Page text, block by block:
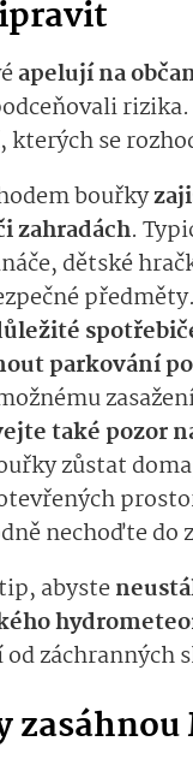
apelují na
se
bouřky
zahradách.
dětské
parkování
také pozor
zůstat
nechoďte do
abyste
záchranných
zasáhnou